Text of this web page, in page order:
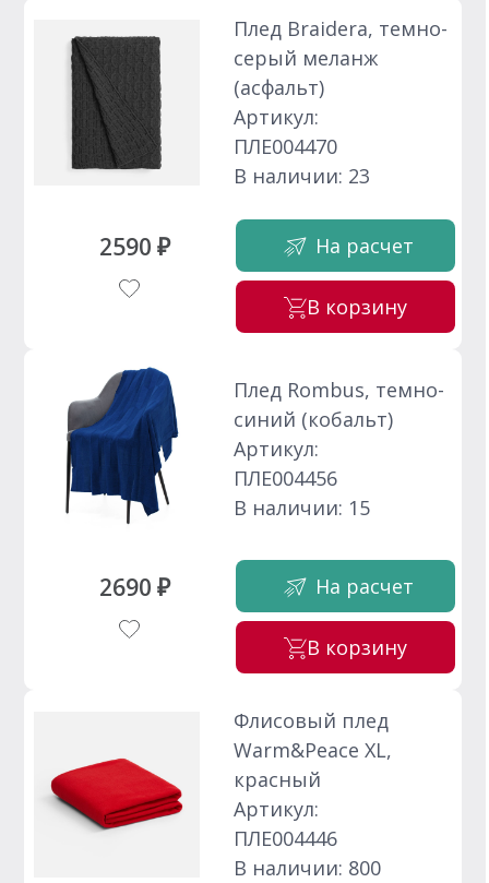
2590 ₽
Плед Braidera, темно-
серый меланж
(асфальт)
Артикул:
ПЛЕ004470
В наличии: 23
На расчет
В корзину
2690 ₽
Плед Rombus, темно-
синий (кобальт)
Артикул:
ПЛЕ004456
В наличии: 15
На расчет
В корзину
Флисовый плед
Warm&Peace XL,
красный
Артикул:
ПЛЕ004446
В наличии: 800